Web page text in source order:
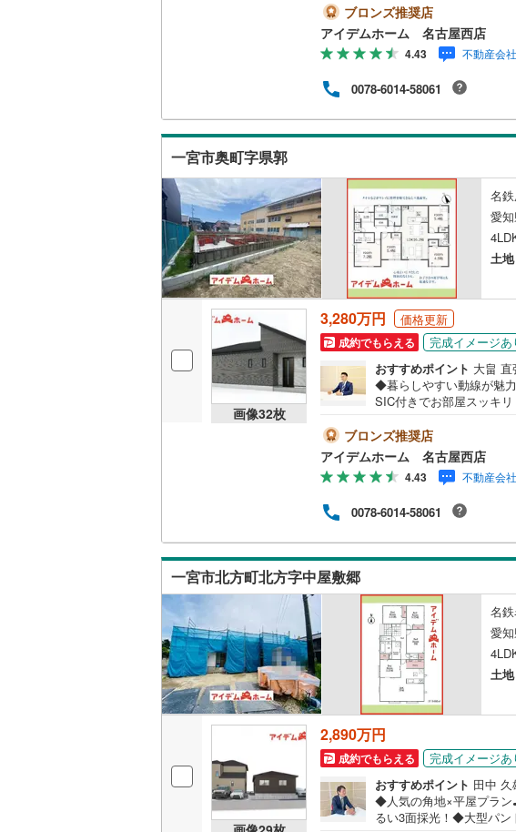
校まで910m□■□■物件の
まりましたらご相談下さ
曜日もご案内可能！お仕
舗について■□■□店舗内に
できない方、ぜひご利
の前にローンの話が聞き
フがお応え致します。
せて頂きます。お気軽に
ブロンズ推奨店
アイデムホーム 名古屋西店
4.43 不動産会
0078-6014-58061
一宮市奥町字県郭
名
愛
土地
画像32枚
3,280万円 価格更新
成約でもらえる
完成イメージあ
おすすめポイント 大畠 直
◆暮らしやすい動線が魅
SIC付きでお部屋スッキ
◆奥中学校まで550m□■□■
日時が決まりましたらご
除く）水曜日もご案内可
い。□■□■店舗について
ゆっくり検討できない
■□物件選びの前にローン
富なスタッフがお応え
サポートさせて頂きます
ブロンズ推奨店
アイデムホーム 名古屋西店
4.43 不動産会
0078-6014-58061
一宮市北方町北方字中屋敷郷
名
愛
土地
2,890万円
成約でもらえる
完成イメージあ
おすすめポイント 田中 久
◆人気の角地×平屋プラ
るい3面採光！◆大型パ
丹羽郡大口町( 0 )
海部郡蟹江町 (0)
知多郡東浦町(
知多郡武豊町(0)
二世帯向け（0 ）
サービスルーム（納戸）
キッチン
独立型キッチン（0）
浴室
浴室乾燥機あり（
バルコニー、庭
ウッドデッキあり（0）
収納
ウォークインクローゼッ
）
販売、価格、契約、入居関連な
即入居可能 ）
オンライン内見(相談)可
オンライン対応とは？